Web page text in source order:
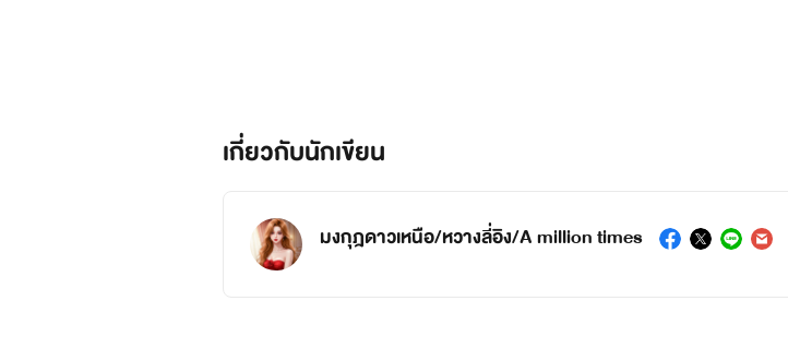
เกี่ยวกับนักเขียน
มงกุฎดาวเหนือ/หวางลี่อิง/A million times